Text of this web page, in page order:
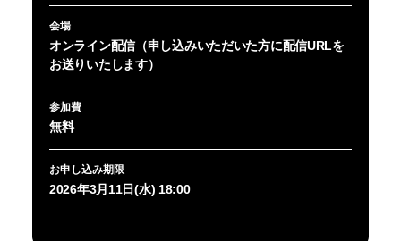
会場
オンライン配信（申し込みいただいた方に配信URLを
お送りいたします）
参加費
無料
お申し込み期限
2026年3月11日(水) 18:00